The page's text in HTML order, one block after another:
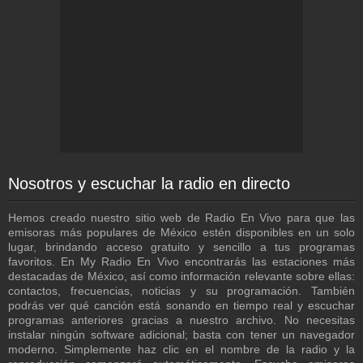
Nosotros y escuchar la radio en directo
Hemos creado nuestro sitio web de Radio En Vivo para que las
emisoras más populares de México estén disponibles en un solo
lugar, brindando acceso gratuito y sencillo a tus programas
favoritos. En My Radio En Vivo encontrarás las estaciones más
destacadas de México, así como información relevante sobre ellas:
contactos, frecuencias, noticias y su programación. También
podrás ver qué canción está sonando en tiempo real y escuchar
programas anteriores gracias a nuestro archivo. No necesitas
instalar ningún software adicional; basta con tener un navegador
moderno. Simplemente haz clic en el nombre de la radio y la